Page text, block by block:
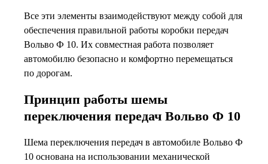
Все эти элементы взаимодействуют между собой для
обеспечения правильной работы коробки передач
Вольво Ф 10. Их совместная работа позволяет
автомобилю безопасно и комфортно перемещаться
по дорогам.
Принцип работы шемы
переключения передач Вольво Ф 10
Шема переключения передач в автомобиле Вольво Ф
10 основана на использовании механической